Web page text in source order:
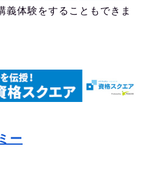
義体験をすることもできま
ー